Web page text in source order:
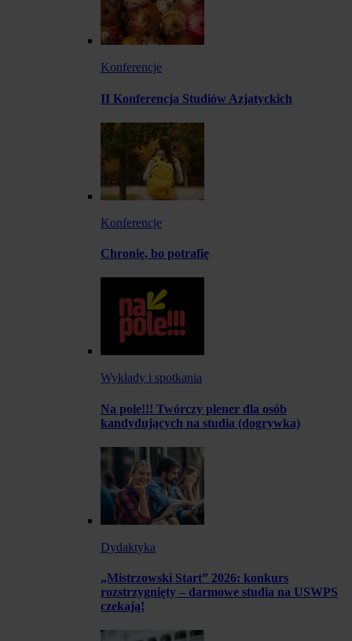
Konferencje
II Konferencja Studiów Azjatyckich
Konferencje
Chronię, bo potrafię
Wykłady i spotkania
Na pole!!! Twórczy plener dla osób
kandydujących na studia (dogrywka)
Dydaktyka
„Mistrzowski Start” 2026: konkurs
rozstrzygnięty – darmowe studia na USWPS
czekają!